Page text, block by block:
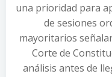
una prioridad para
de sesiones
mayoritarios
Corte de
análisis antes de